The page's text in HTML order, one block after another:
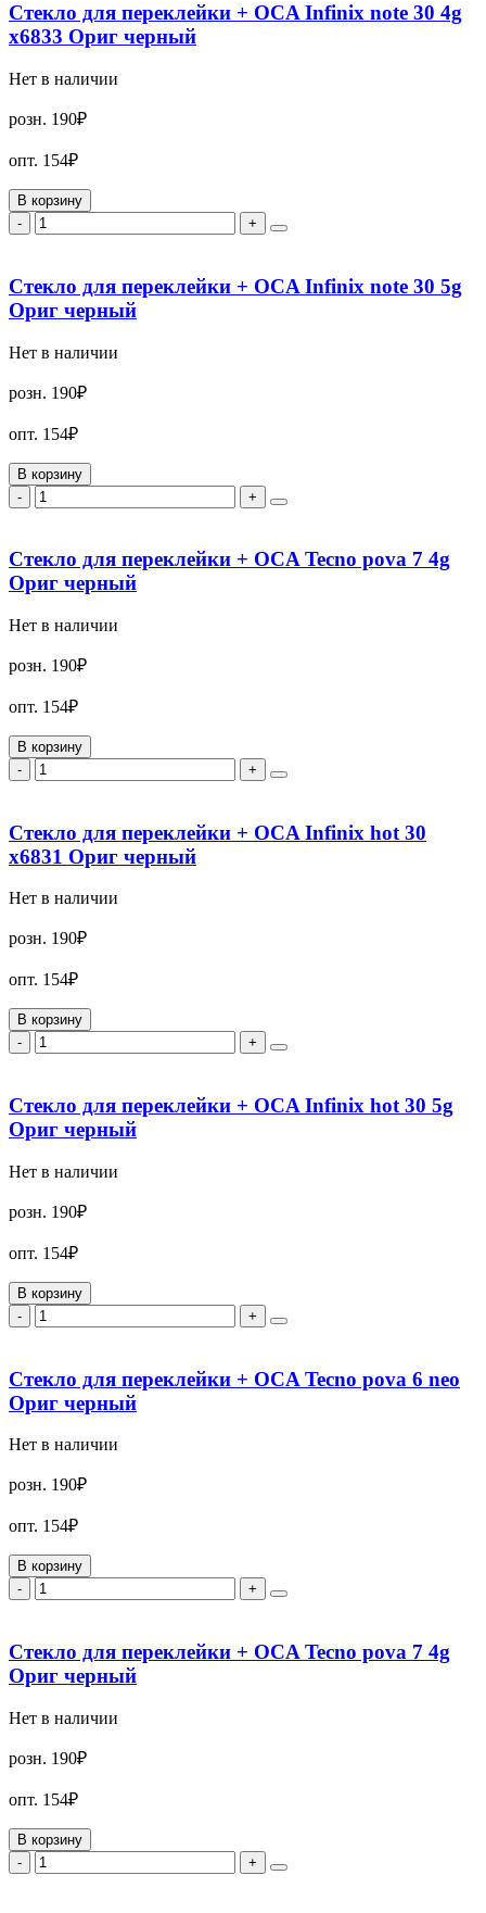
Стекло для переклейки + OCA Infinix note 30 4g
x6833 Ориг черный
Нет в наличии
розн. 190₽
опт. 154₽
В корзину
-
+
Стекло для переклейки + OCA Infinix note 30 5g
Ориг черный
Нет в наличии
розн. 190₽
опт. 154₽
В корзину
-
+
Стекло для переклейки + OCA Tecno pova 7 4g
Ориг черный
Нет в наличии
розн. 190₽
опт. 154₽
В корзину
-
+
Стекло для переклейки + OCA Infinix hot 30
x6831 Ориг черный
Нет в наличии
розн. 190₽
опт. 154₽
В корзину
-
+
Стекло для переклейки + OCA Infinix hot 30 5g
Ориг черный
Нет в наличии
розн. 190₽
опт. 154₽
В корзину
-
+
Стекло для переклейки + OCA Tecno pova 6 neo
Ориг черный
Нет в наличии
розн. 190₽
опт. 154₽
В корзину
-
+
Стекло для переклейки + OCA Tecno pova 7 4g
Ориг черный
Нет в наличии
розн. 190₽
опт. 154₽
В корзину
-
+